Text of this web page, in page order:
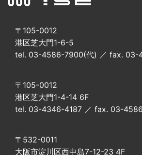
〒105-0012
港区芝大門1-6-5
tel. 03-4586-7900(代) ／ fax. 03-
〒105-0012
港区芝大門1-4-14 6F
tel. 03-4346-4187 ／ fax. 03-
〒532-0011
大阪市淀川区西中島7-12-23 4F